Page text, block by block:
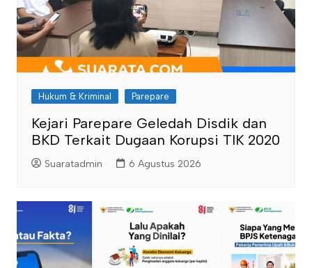
Hukum & Kriminal Parepare
Kejari Parepare Geledah Disdik dan
BKD Terkait Dugaan Korupsi TIK 2020
Suaratadmin 6 Agustus 2026